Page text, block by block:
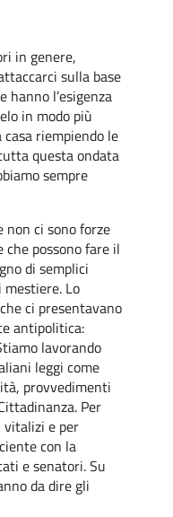
in genere,
sulla base
hanno l’esigenza
in modo più
riempiendo le
questa ondata
sempre
non ci sono forze
possono fare il
di semplici
Lo
ci presentavano
antipolitica:
lavorando
leggi come
provvedimenti
Per
vitalizi e per
con la
e senatori. Su
da dire gli